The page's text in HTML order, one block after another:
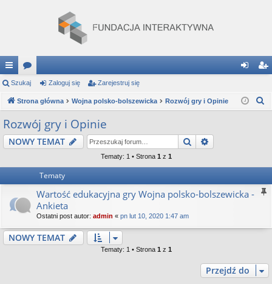
ię
ce
j
…
or
a og ej
ę
Szukaj Zaloguj się Zarejestruj się
Strona główna Wojna polsko-bolszewicka Rozwój gry i Opinie
j
Rozwój gry i Opinie
NOWY TEMAT Szukaj
Tematy: 1 • Strona 1 z 1
Tematy
Wartość edukacyjna gry Wojna polsko-bolszewicka -
Ankieta
Ostatni post autor: admin « pn lut 10, 2020 1:47 am
NOWY TEMAT
Tematy: 1 • Strona 1 z 1
Przejdź do